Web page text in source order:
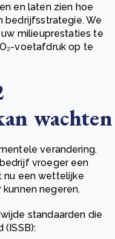
en laten zien hoe
bedrijfsstrategie. We
milieuprestaties te
voetafdruk op te
wachten
verandering.
vroeger een
nu een wettelijke
negeren.
standaarden die
(ISSB):